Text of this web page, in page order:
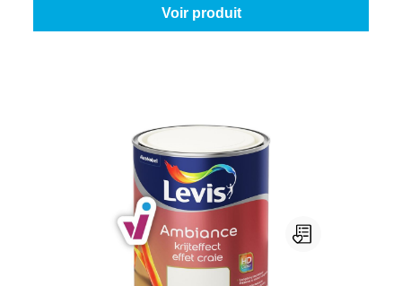
Voir produit
Levis Ambiance Mur Mat Poudre